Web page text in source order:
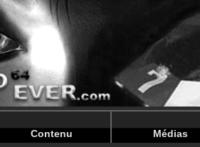
key "HTTP_REFERER" in /
key "HTTP_REFERER" in /
Contenu Médias